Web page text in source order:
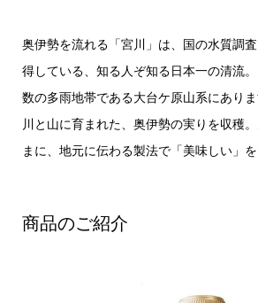
奥伊勢を流れる「宮川」は、国の水質調
得している、知る人ぞ知る日本一の清流
数の多雨地帯である大台ケ原山系にあり
川と山に育まれた、奥伊勢の実りを収穫
まに、地元に伝わる製法で「美味しい」を
商品のご紹介